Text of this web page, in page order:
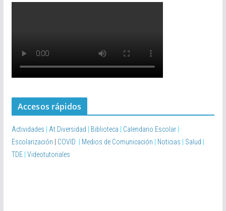
Accesos rápidos
Actividades At.Diversidad Biblioteca Calendario Escolar
Escolarización
COVID Medios de Comunicación Noticias Salud
TDE Videotutoriales